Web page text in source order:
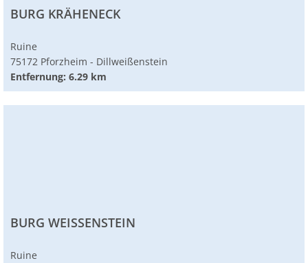
BURG KRÄHENECK
Ruine
75172 Pforzheim - Dillweißenstein
Entfernung: 6.29 km
BURG WEISSENSTEIN
Ruine